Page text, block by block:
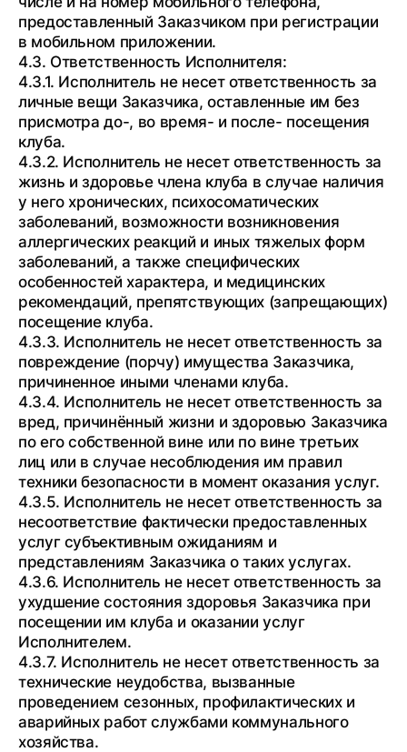
предоставленный Заказчиком при регистрации
в мобильном приложении.
4.3. Ответственность Исполнителя:
4.3.1. Исполнитель не несет ответственность за
личные вещи Заказчика, оставленные им без
присмотра до-, во время- и после- посещения
клуба.
4.3.2. Исполнитель не несет ответственность за
жизнь и здоровье члена клуба в случае наличия
у него хронических, психосоматических
заболеваний, возможности возникновения
аллергических реакций и иных тяжелых форм
заболеваний, а также специфических
особенностей характера, и медицинских
рекомендаций, препятствующих (запрещающих)
посещение клуба.
4.3.3. Исполнитель не несет ответственность за
повреждение (порчу) имущества Заказчика,
причиненное иными членами клуба.
4.3.4. Исполнитель не несет ответственность за
вред, причинённый жизни и здоровью Заказчика
по его собственной вине или по вине третьих
лиц или в случае несоблюдения им правил
техники безопасности в момент оказания услуг.
4.3.5. Исполнитель не несет ответственность за
несоответствие фактически предоставленных
услуг субъективным ожиданиям и
представлениям Заказчика о таких услугах.
4.3.6. Исполнитель не несет ответственность за
ухудшение состояния здоровья Заказчика при
посещении им клуба и оказании услуг
Исполнителем.
4.3.7. Исполнитель не несет ответственность за
технические неудобства, вызванные
проведением сезонных, профилактических и
аварийных работ службами коммунального
хозяйства.